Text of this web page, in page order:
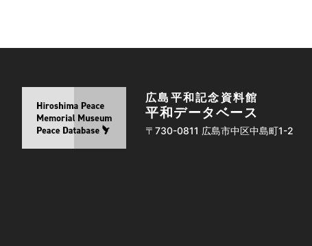
広島平和記念資料館
平和データベース
〒730-0811 広島市中区中島町1-2